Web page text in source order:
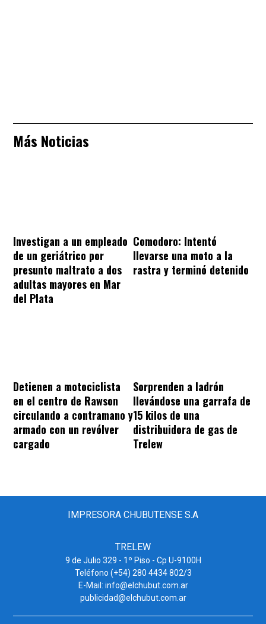
Más Noticias
Investigan a un empleado
de un geriátrico por
presunto maltrato a dos
adultas mayores en Mar
del Plata
Comodoro: Intentó
llevarse una moto a la
rastra y terminó detenido
Detienen a motociclista
en el centro de Rawson
circulando a contramano y
armado con un revólver
cargado
Sorprenden a ladrón
llevándose una garrafa de
15 kilos de una
distribuidora de gas de
Trelew
IMPRESORA CHUBUTENSE S.A
TRELEW
9 de Julio 329 - 1º Piso - Cp U-9100H
Teléfono (+54) 280 4434 802/3
E-Mail: info@elchubut.com.ar
publicidad@elchubut.com.ar